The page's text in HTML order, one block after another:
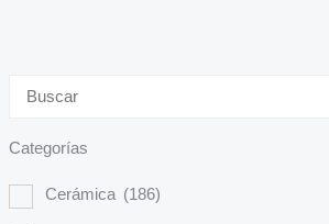
Categorías
Cerámica (186)